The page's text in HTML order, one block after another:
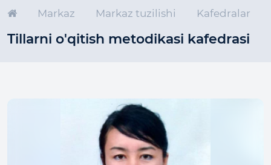
Markaz Markaz tuzilishi Kafedralar
Tillarni o'qitish metodikasi kafedrasi